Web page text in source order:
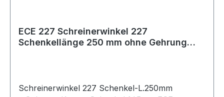
ECE 227 Schreinerwinkel 227
Schenkellänge 250 mm ohne Gehrung
Schreinerwinkel 227 Schenkel-L.250mm